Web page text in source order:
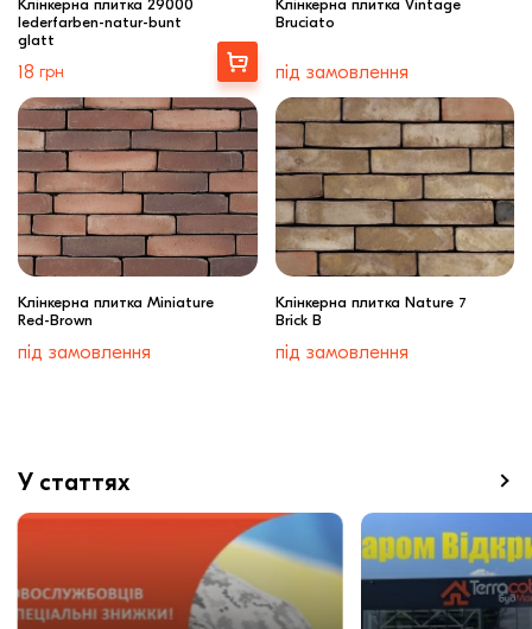
Клінкерна плитка 29000
lederfarben-natur-bunt
glatt
18 грн
Вибрати
Клінкерна плитка Vintage
Bruciato
під замовлення
Клінкерна плитка Miniature
Red-Brown
під замовлення
Клінкерна плитка Nature 7
Brick B
під замовлення
У статтях